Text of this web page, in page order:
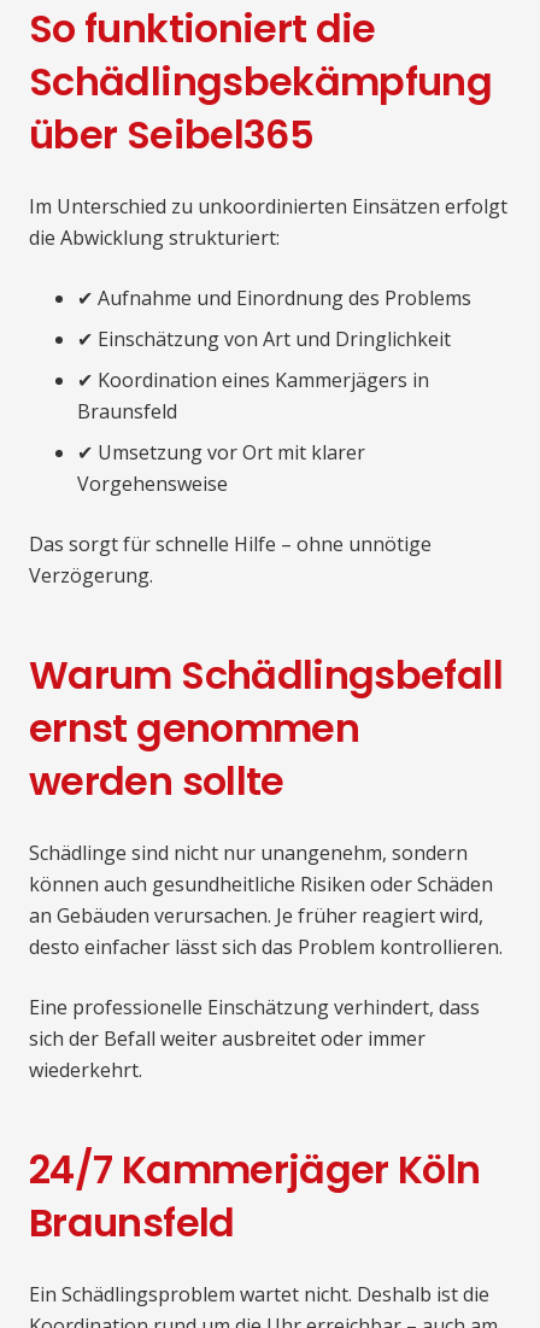
So funktioniert die
Schädlingsbekämpfung
über Seibel365
Im Unterschied zu unkoordinierten Einsätzen erfolgt
die Abwicklung strukturiert:
✔ Aufnahme und Einordnung des Problems
✔ Einschätzung von Art und Dringlichkeit
✔ Koordination eines Kammerjägers in
Braunsfeld
✔ Umsetzung vor Ort mit klarer
Vorgehensweise
Das sorgt für schnelle Hilfe – ohne unnötige
Verzögerung.
Warum Schädlingsbefall
ernst genommen
werden sollte
Schädlinge sind nicht nur unangenehm, sondern
können auch gesundheitliche Risiken oder Schäden
an Gebäuden verursachen. Je früher reagiert wird,
desto einfacher lässt sich das Problem kontrollieren.
Eine professionelle Einschätzung verhindert, dass
sich der Befall weiter ausbreitet oder immer
wiederkehrt.
24/7 Kammerjäger Köln
Braunsfeld
Ein Schädlingsproblem wartet nicht. Deshalb ist die